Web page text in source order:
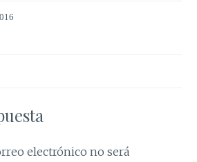
electrónico no será